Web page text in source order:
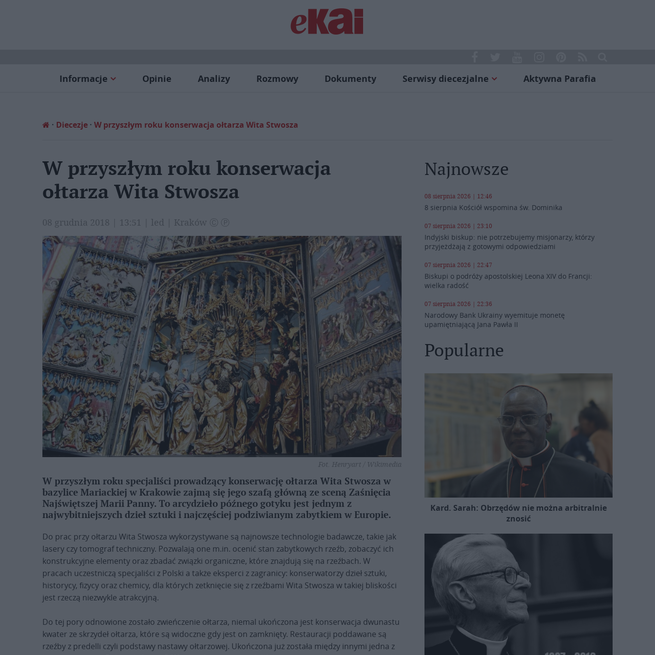
Informacje Opinie Analizy Rozmowy Dokumenty Serwisy diecezjalne Aktywna Parafia
Diecezje W przyszłym roku konserwacja ołtarza Wita Stwosza
W przyszłym roku konserwacja
ołtarza Wita Stwosza
08 grudnia 2018 | 13:51 | led | Kraków Ⓒ Ⓟ
Fot. Henryart / Wikimedia
W przyszłym roku specjaliści prowadzący konserwację ołtarza Wita Stwosza w
bazylice Mariackiej w Krakowie zajmą się jego szafą główną ze sceną Zaśnięcia
Najświętszej Marii Panny. To arcydzieło późnego gotyku jest jednym z
najwybitniejszych dzieł sztuki i najczęściej podziwianym zabytkiem w Europie.
Do prac przy ołtarzu Wita Stwosza wykorzystywane są najnowsze technologie badawcze, takie jak
lasery czy tomograf techniczny. Pozwalają one m.in. ocenić stan zabytkowych rzeźb, zobaczyć ich
konstrukcyjne elementy oraz zbadać związki organiczne, które znajdują się na rzeźbach. W
pracach uczestniczą specjaliści z Polski a także eksperci z zagranicy: konserwatorzy dzieł sztuki,
historycy, fizycy oraz chemicy, dla których zetknięcie się z rzeźbami Wita Stwosza w takiej bliskości
jest rzeczą niezwykle atrakcyjną.
Do tej pory odnowione zostało zwieńczenie ołtarza, niemal ukończona jest konserwacja dwunastu
kwater ze skrzydeł ołtarza, które są widoczne gdy jest on zamknięty. Restauracji poddawane są
rzeźby z predelli czyli podstawy nastawy ołtarzowej. Ukończona już została między innymi jedna z
Najnowsze
08 sierpnia 2026 | 12:46
8 sierpnia Kościół wspomina św. Dominika
07 sierpnia 2026 | 23:10
Indyjski biskup: nie potrzebujemy misjonarzy, którzy
przyjeżdżają z gotowymi odpowiedziami
07 sierpnia 2026 | 22:47
Biskupi o podróży apostolskiej Leona XIV do Francji:
wielka radość
07 sierpnia 2026 | 22:36
Narodowy Bank Ukrainy wyemituje monetę
upamiętniającą Jana Pawła II
Popularne
Kard. Sarah: Obrzędów nie można arbitralnie
znosić